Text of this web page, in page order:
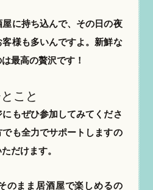
に持ち込んで、その日の夜
様も多いんですよ。新鮮な
最高の贅沢です！
こと
もぜひ参加してみてくださ
も全力でサポートしますの
だけます。
のまま居酒屋で楽しめるの